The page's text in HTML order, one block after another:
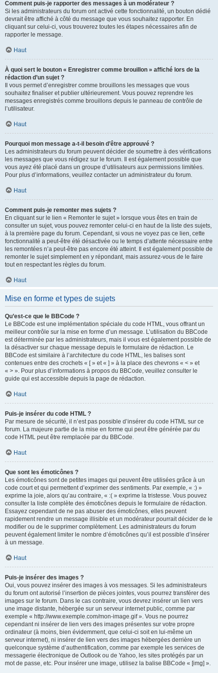
Comment puis-je rapporter des messages à un modérateur ?
Si les administrateurs du forum ont activé cette fonctionnalité, un bouton dédié
devrait être affiché à côté du message que vous souhaitez rapporter. En
cliquant sur celui-ci, vous trouverez toutes les étapes nécessaires afin de
rapporter le message.
Haut
À quoi sert le bouton « Enregistrer comme brouillon » affiché lors de la
rédaction d’un sujet ?
Il vous permet d’enregistrer comme brouillons les messages que vous
souhaitez finaliser et publier ultérieurement. Vous pouvez reprendre les
messages enregistrés comme brouillons depuis le panneau de contrôle de
l’utilisateur.
Haut
Pourquoi mon message a-t-il besoin d’être approuvé ?
Les administrateurs du forum peuvent décider de soumettre à des vérifications
les messages que vous rédigez sur le forum. Il est également possible que
vous ayez été placé dans un groupe d’utilisateurs aux permissions limitées.
Pour plus d’informations, veuillez contacter un administrateur du forum.
Haut
Comment puis-je remonter mes sujets ?
En cliquant sur le lien « Remonter le sujet » lorsque vous êtes en train de
consulter un sujet, vous pouvez remonter celui-ci en haut de la liste des sujets,
à la première page du forum. Cependant, si vous ne voyez pas ce lien, cette
fonctionnalité a peut-être été désactivée ou le temps d’attente nécessaire entre
les remontées n’a peut-être pas encore été atteint. Il est également possible de
remonter le sujet simplement en y répondant, mais assurez-vous de le faire
tout en respectant les règles du forum.
Haut
Mise en forme et types de sujets
Qu’est-ce que le BBCode ?
Le BBCode est une implémentation spéciale du code HTML, vous offrant un
meilleur contrôle sur la mise en forme d’un message. L’utilisation du BBCode
est déterminée par les administrateurs, mais il vous est également possible de
la désactiver sur chaque message depuis le formulaire de rédaction. Le
BBCode est similaire à l’architecture du code HTML, les balises sont
contenues entre des crochets « [ » et « ] » à la place des chevrons « < » et
« > ». Pour plus d’informations à propos du BBCode, veuillez consulter le
guide qui est accessible depuis la page de rédaction.
Haut
Puis-je insérer du code HTML ?
Par mesure de sécurité, il n’est pas possible d’insérer du code HTML sur ce
forum. La majeure partie de la mise en forme qui peut être générée par du
code HTML peut être remplacée par du BBCode.
Haut
Que sont les émoticônes ?
Les émoticônes sont de petites images qui peuvent être utilisées grâce à un
code court et qui permettent d’exprimer des sentiments. Par exemple, « :) »
exprime la joie, alors qu’au contraire, « :( » exprime la tristesse. Vous pouvez
consulter la liste complète des émoticônes depuis le formulaire de rédaction.
Essayez cependant de ne pas abuser des émoticônes, elles peuvent
rapidement rendre un message illisible et un modérateur pourrait décider de le
modifier ou de le supprimer complètement. Les administrateurs du forum
peuvent également limiter le nombre d’émoticônes qu’il est possible d’insérer
à un message.
Haut
Puis-je insérer des images ?
Oui, vous pouvez insérer des images à vos messages. Si les administrateurs
du forum ont autorisé l’insertion de pièces jointes, vous pourrez transférer des
images sur le forum. Dans le cas contraire, vous devrez insérer un lien vers
une image distante, hébergée sur un serveur internet public, comme par
exemple « http://www.exemple.com/mon-image.gif ». Vous ne pourrez
cependant ni insérer de lien vers des images présentes sur votre propre
ordinateur (à moins, bien évidemment, que celui-ci soit en lui-même un
serveur internet), ni insérer de lien vers des images hébergées derrière un
quelconque système d’authentification, comme par exemple les services de
messagerie électronique de Outlook ou de Yahoo, les sites protégés par un
mot de passe, etc. Pour insérer une image, utilisez la balise BBCode « [img] ».